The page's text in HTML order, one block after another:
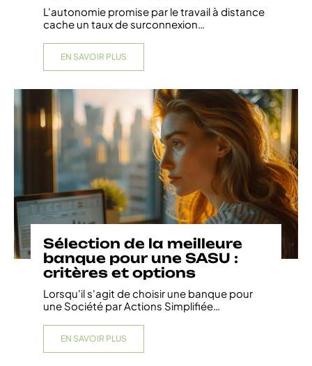
L'autonomie promise par le travail à distance
cache un taux de surconnexion
EN SAVOIR PLUS
Sélection de la meilleure
banque pour une SASU :
critères et options
Lorsqu'il s'agit de choisir une banque pour
une Société par Actions Simplifiée…
EN SAVOIR PLUS